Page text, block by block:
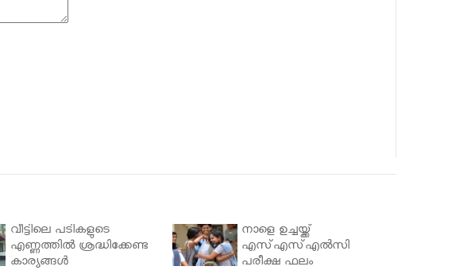
വീട്ടിലെ പടികളുടെ
എണ്ണത്തിൽ ശ്രദ്ധിക്കേണ്ട
കാര്യങ്ങൾ
നാളെ ഉച്ചയ്ക്ക്
എസ്എസ്എല്‍സി
പരീക്ഷ ഫലം